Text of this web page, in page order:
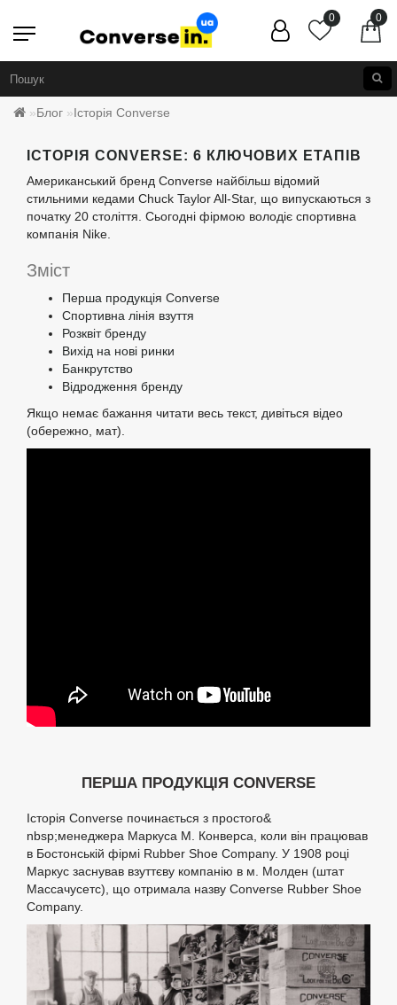
0
0
Блог Історія Converse
ІСТОРІЯ CONVERSE: 6 КЛЮЧОВИХ ЕТАПІВ
Американський бренд Converse найбільш відомий
стильними кедами Chuck Taylor All-Star, що випускаються з
початку 20 століття. Сьогодні фірмою володіє спортивна
компанія Nike.
Зміст
Перша продукція Converse
Спортивна лінія взуття
Розквіт бренду
Вихід на нові ринки
Банкрутство
Відродження бренду
Якщо немає бажання читати весь текст, дивіться відео
(обережно, мат).
ПЕРША ПРОДУКЦІЯ CONVERSE
Історія Converse починається з простого&
nbsp;менеджера Маркуса М. Конверса, коли він працював
в Бостонській фірмі Rubber Shoe Company. У 1908 році
Маркус заснував взуттєву компанію в м. Молден (штат
Массачусетс), що отримала назву Converse Rubber Shoe
Company.